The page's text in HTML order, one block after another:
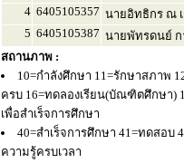
4 6405105357 นายอิทธิกร ณ
5 6405105387 นายพัทรดนย์ ก
สถานภาพ :
10=กำลังศึกษา 11=รักษาสภาพ
ครบ 16=ทดลองเรียน(บัณฑิตศึกษา)
เพื่อสำเร็จการศึกษา
40=สำเร็จการศึกษา 41=ทดสอบ
ความรู้ครบเวลา